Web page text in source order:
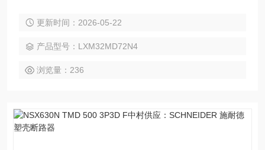
更新时间：2026-05-22
产品型号：LXM32MD72N4
浏览量：236